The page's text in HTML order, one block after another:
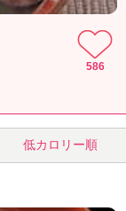
586
低カロリー順